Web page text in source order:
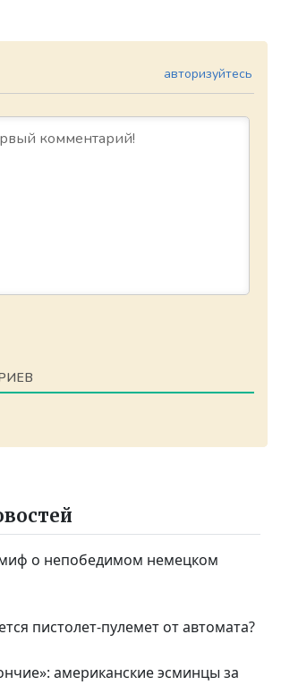
авторизуйтесь
о непобедимом немецком
пистолет-пулемет от автомата?
американские эсминцы за